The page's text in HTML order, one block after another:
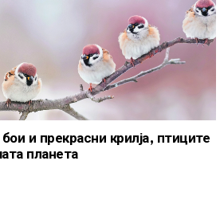
и прекрасни крилја, птиците
планета